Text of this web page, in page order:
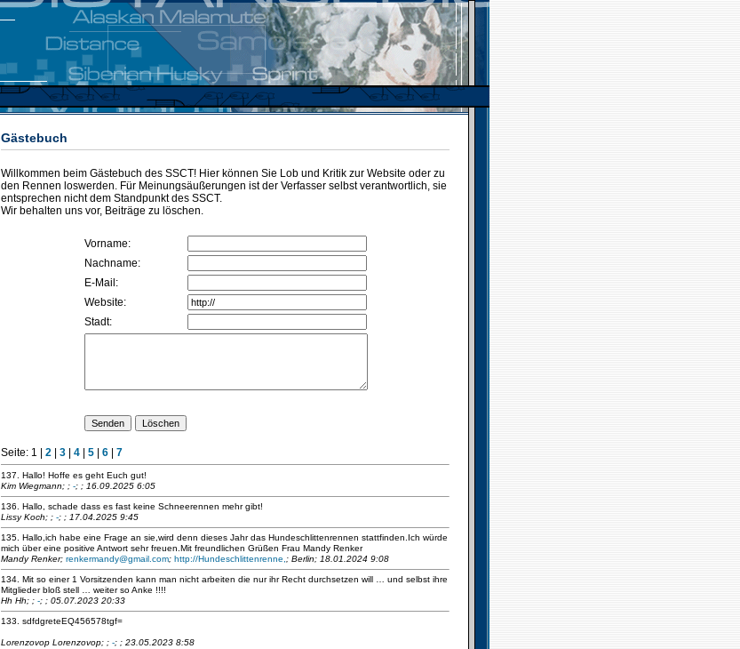
Gästebuch
Willkommen beim Gästebuch des SSCT! Hier können Sie Lob und Kritik zur Website oder zu
den Rennen loswerden. Für Meinungsäußerungen ist der Verfasser selbst verantwortlich, sie
entsprechen nicht dem Standpunkt des SSCT.
Wir behalten uns vor, Beiträge zu löschen.
Vorname:
Nachname:
E-Mail:
Website:
Stadt:
Seite: 1 2 3 4 5 6 7
137. Hallo! Hoffe es geht Euch gut!
Kim Wiegmann; ; -; ; 16.09.2025 6:05
136. Hallo, schade dass es fast keine Schneerennen mehr gibt!
Lissy Koch; ; -; ; 17.04.2025 9:45
135. Hallo,ich habe eine Frage an sie,wird denn dieses Jahr das Hundeschlittenrennen stattfinden.Ich würde
mich über eine positive Antwort sehr freuen.Mit freundlichen Grüßen Frau Mandy Renker
Mandy Renker; renkermandy@gmail.com; http://Hundeschlittenrenne, ; Berlin; 18.01.2024 9:08
134. Mit so einer 1 Vorsitzenden kann man nicht arbeiten die nur ihr Recht durchsetzen will … und selbst ihre
Mitglieder bloß stell … weiter so Anke !!!!
Hh Hh; ; -; ; 05.07.2023 20:33
133. sdfdgreteEQ456578tgf=
Lorenzovop Lorenzovop; ; -; ; 23.05.2023 8:58